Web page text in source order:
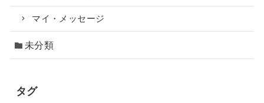
マイ・メッセージ
未分類
タグ